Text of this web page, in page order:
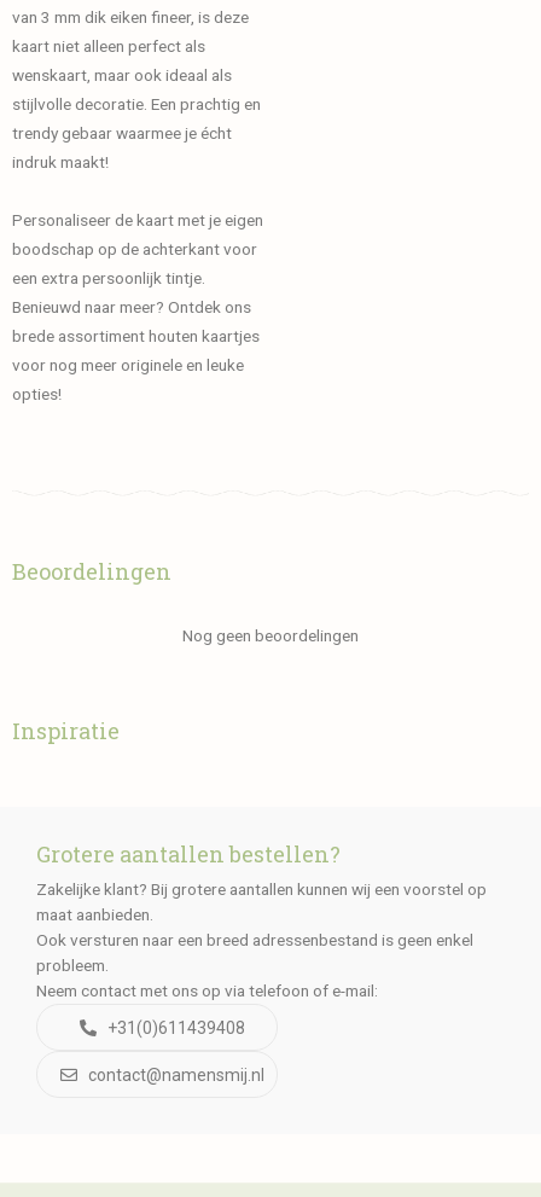
van 3 mm dik eiken fineer, is deze
kaart niet alleen perfect als
wenskaart, maar ook ideaal als
stijlvolle decoratie. Een prachtig en
trendy gebaar waarmee je écht
indruk maakt!
Personaliseer de kaart met je eigen
boodschap op de achterkant voor
een extra persoonlijk tintje.
Benieuwd naar meer? Ontdek ons
brede assortiment houten kaartjes
voor nog meer originele en leuke
opties!
Beoordelingen
Nog geen beoordelingen
Inspiratie
Grotere aantallen bestellen?
Zakelijke klant? Bij grotere aantallen kunnen wij een voorstel op
maat aanbieden.
Ook versturen naar een breed adressenbestand is geen enkel
probleem.
Neem contact met ons op via telefoon of e-mail:
+31(0)611439408
contact@namensmij.nl